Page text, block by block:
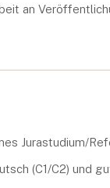
an
Jurastudium/
(C1/C2) und